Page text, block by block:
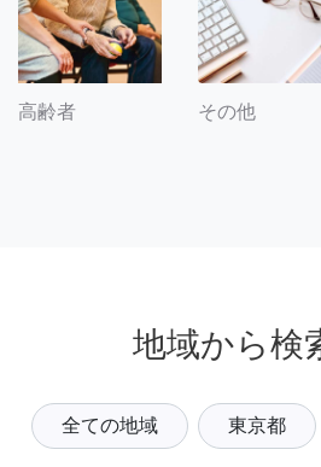
高齢者 その他
地域から検
全ての地域 東京都